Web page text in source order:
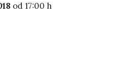
od 17:00 h